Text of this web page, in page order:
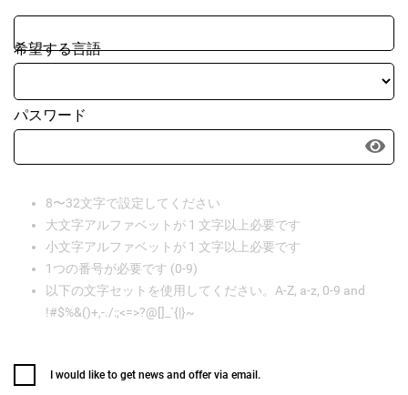
希望する言語
パスワード
8〜32文字で設定してください
大文字アルファベットが 1 文字以上必要です
小文字アルファベットが 1 文字以上必要です
1つの番号が必要です (0-9)
以下の文字セットを使用してください。A-Z, a-z, 0-9 and
!#$%&()+,-./:;<=>?@[]_`{|}~
I would like to get news and offer via email.